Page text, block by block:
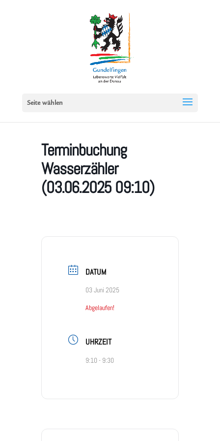
Seite wählen
Terminbuchung
Wasserzähler
(03.06.2025 09:10)
DATUM
03 Juni 2025
Abgelaufen!
UHRZEIT
9:10 - 9:30